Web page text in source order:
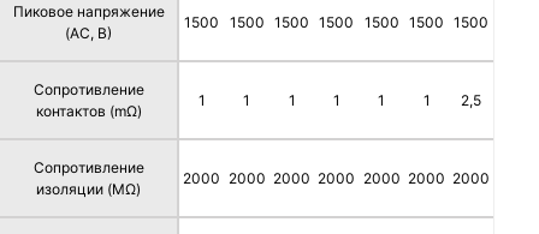
Пиковое напряжение
(AC, В)
Сопротивление
контактов (mΩ)
Сопротивление
изоляции (MΩ)
1500
1
2000
1500
1
2000
1500
1
2000
1500
1
2000
1500
1
2000
1500
1
2000
1500
2,5
2000